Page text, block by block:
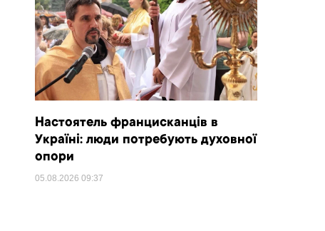
Настоятель францисканців в
Україні: люди потребують духовної
опори
05.08.2026 09:37